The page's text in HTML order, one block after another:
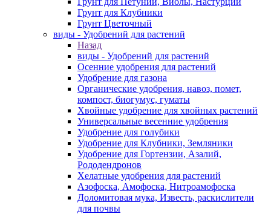
Грунт для Клубники
Грунт Цветочный
виды - Удобрений для растений
Назад
виды - Удобрений для растений
Осенние удобрения для растений
Удобрение для газона
Органические удобрения, навоз, помет,
компост, биогумус, гуматы
Хвойные удобрение для хвойных растений
Универсальные весенние удобрения
Удобрение для голубики
Удобрение для Клубники, Земляники
Удобрение для Гортензии, Азалий,
Рододендронов
Хелатные удобрения для растений
Азофоска, Амофоска, Нитроамофоска
Доломитовая мука, Известь, раскислители
для почвы